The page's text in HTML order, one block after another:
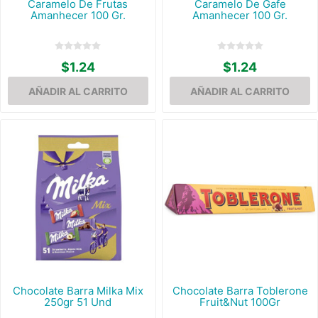
Caramelo De Frutas
Amanhecer 100 Gr.
$1.24
Caramelo De Gafe
Amanhecer 100 Gr.
$1.24
Chocolate Barra Milka Mix
250gr 51 Und
Chocolate Barra Toblerone
Fruit&Nut 100Gr